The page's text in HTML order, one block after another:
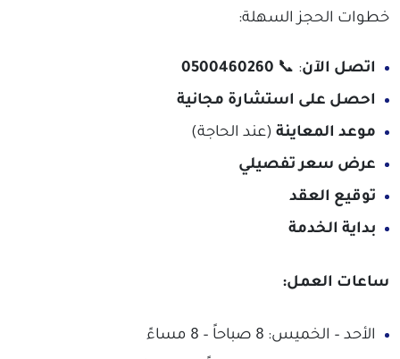
خطوات الحجز السهلة:
اتصل الآن: 📞
0500460260
احصل على استشارة مجانية
موعد المعاينة (عند الحاجة)
عرض سعر تفصيلي
توقيع العقد
بداية الخدمة
ساعات العمل:
الأحد – الخميس: 8 صباحاً – 8 مساءً